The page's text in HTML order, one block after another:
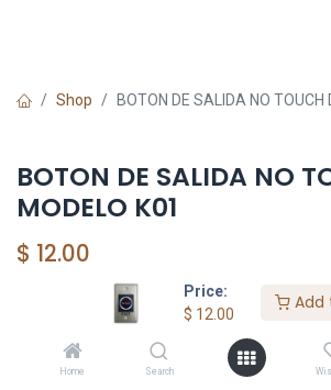
Price:
$ 12.00
Add
Home Search
Shop BOTON DE SALIDA NO TOUCH
BOTON DE SALIDA NO
MODELO K01
$ 12.00
Add to Cart
Add to wishlist